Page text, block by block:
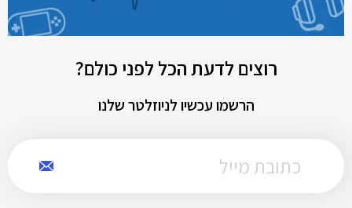
רוצים לדעת הכל לפני כולם?
הרשמו עכשיו לניוזלטר שלנו